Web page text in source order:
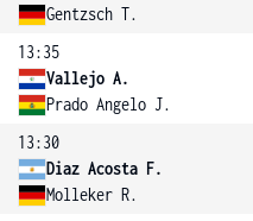
Gentzsch T.
13:35
Vallejo A.
Prado Angelo J.
13:30
Diaz Acosta F.
Molleker R.